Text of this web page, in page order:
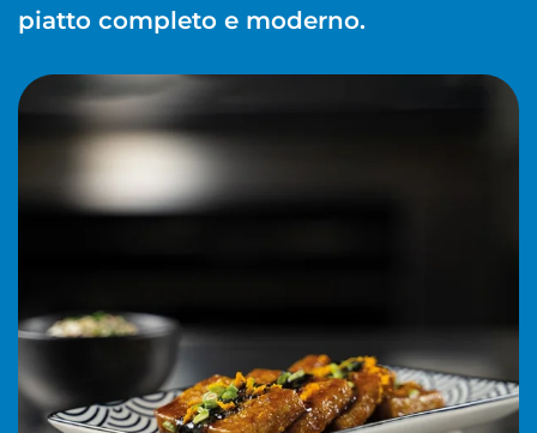
piatto completo e moderno.